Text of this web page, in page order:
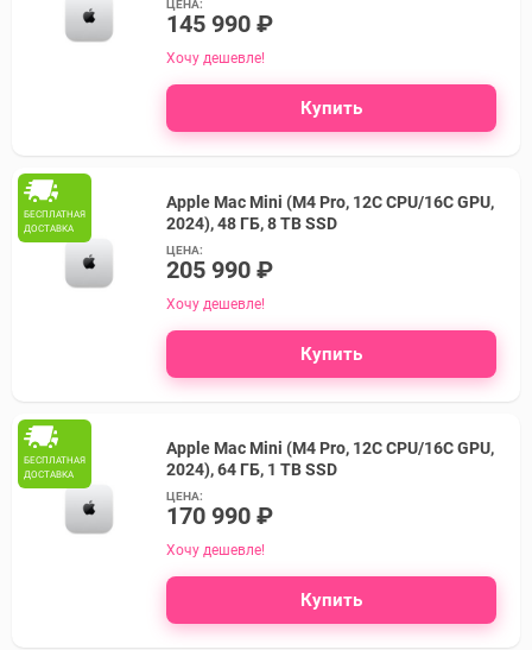
ЦЕНА:
145 990 ₽
Хочу дешевле!
Купить
БЕСПЛАТНАЯ
ДОСТАВКА
Apple Mac Mini (M4 Pro, 12C CPU/16C GPU,
2024), 48 ГБ, 8 TB SSD
ЦЕНА:
205 990 ₽
Хочу дешевле!
Купить
БЕСПЛАТНАЯ
ДОСТАВКА
Apple Mac Mini (M4 Pro, 12C CPU/16C GPU,
2024), 64 ГБ, 1 TB SSD
ЦЕНА:
170 990 ₽
Хочу дешевле!
Купить